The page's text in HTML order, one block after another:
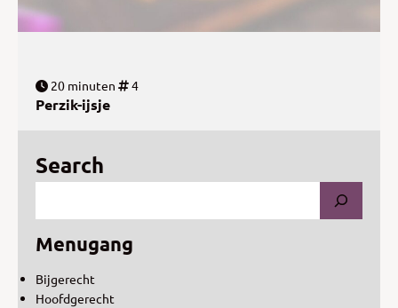
20 minuten 4
Perzik-ijsje
Search
Menugang
Bijgerecht
Hoofdgerecht